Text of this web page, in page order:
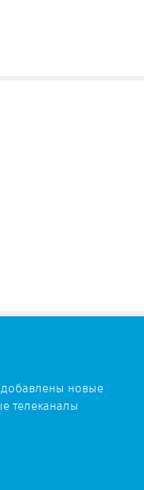
добавлены новые
телеканалы